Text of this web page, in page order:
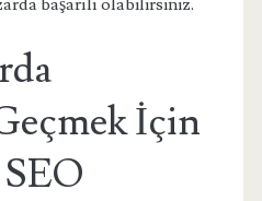
başarılı olabilirsiniz.
İçin